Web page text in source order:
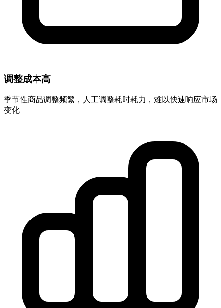
调整成本高
季节性商品调整频繁，人工调整耗时耗力，难以快速响应市场
变化